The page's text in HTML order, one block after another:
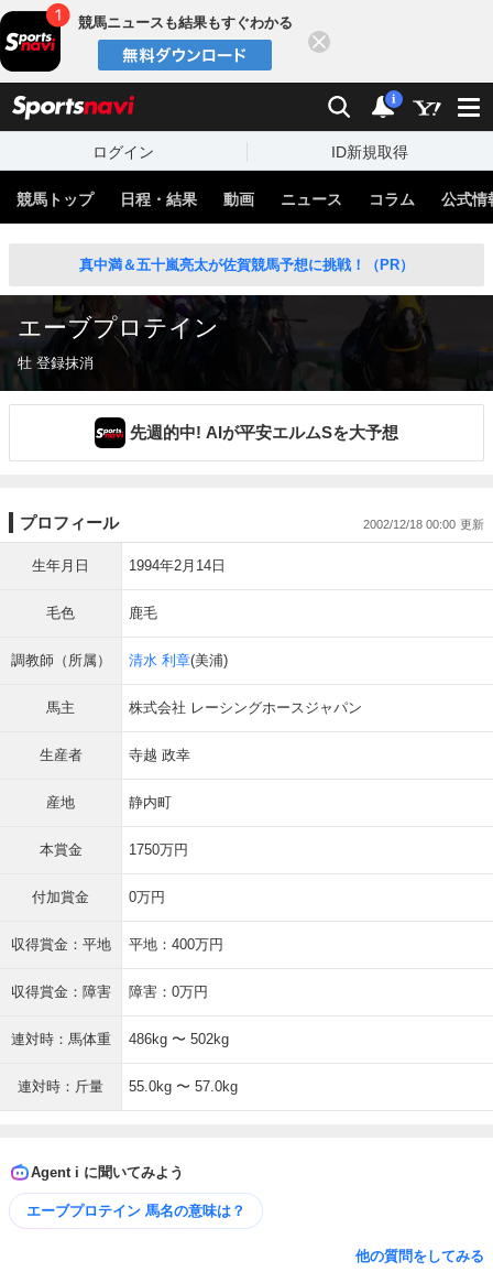
競馬ニュースも結果もすぐわかる
検索 通知
i
ログイン ID新規取得
競馬トップ 日程・結果 動画 ニュース コラム 公式情
真中満＆五十嵐亮太が佐賀競馬予想に挑戦！（PR）
エーブプロテイン
牡 登録抹消
先週的中! AIが平安エルムSを大予想
プロフィール 2002/12/18 00:00
生年月日 1994年2月14日
毛色 鹿毛
調教師（所属） 清水 利章(美浦)
馬主 株式会社 レーシングホースジャパン
生産者 寺越 政幸
産地 静内町
本賞金 1750万円
付加賞金 0万円
収得賞金：平地 平地：400万円
収得賞金：障害 障害：0万円
連対時：馬体重 486kg 〜 502kg
連対時：斤量 55.0kg 〜 57.0kg
Agent i に聞いてみよう
エーブプロテイン 馬名の意味は？
他の質問をしてみる